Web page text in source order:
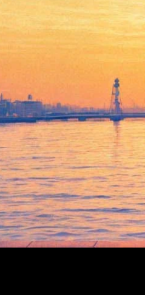
для печати
YouTube новый официальный
престолов». Из видео стало
в фамильном склепе
а также Джон Сноу
статуи. Это, по-
предзнаменованием о
и Арьи задувает проникший в
оголяют мечи.